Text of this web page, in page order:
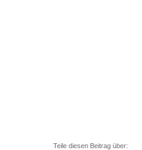
Teile diesen Beitrag über: